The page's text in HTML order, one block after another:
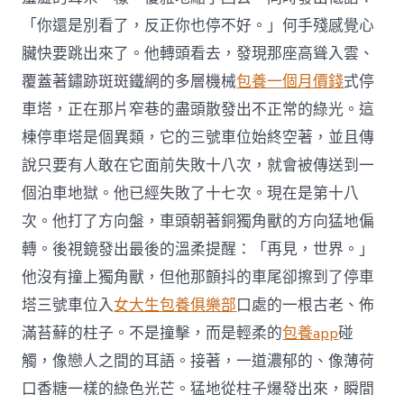
「你還是別看了，反正你也停不好。」何手殘感覺心
臟快要跳出來了。他轉頭看去，發現那座高聳入雲、
覆蓋著鏽跡斑斑鐵網的多層機械包養一個月價錢式停
車塔，正在那片窄巷的盡頭散發出不正常的綠光。這
棟停車塔是個異類，它的三號車位始終空著，並且傳
說只要有人敢在它面前失敗十八次，就會被傳送到一
個泊車地獄。他已經失敗了十七次。現在是第十八
次。他打了方向盤，車頭朝著銅獨角獸的方向猛地偏
轉。後視鏡發出最後的溫柔提醒：「再見，世界。」
他沒有撞上獨角獸，但他那顫抖的車尾卻擦到了停車
塔三號車位入女大生包養俱樂部口處的一根古老、佈
滿苔蘚的柱子。不是撞擊，而是輕柔的包養app碰
觸，像戀人之間的耳語。接著，一道濃郁的、像薄荷
口香糖一樣的綠色光芒。猛地從柱子爆發出來，瞬間